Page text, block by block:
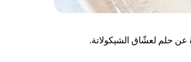
حلم لعشّاق الشيكولاتة.